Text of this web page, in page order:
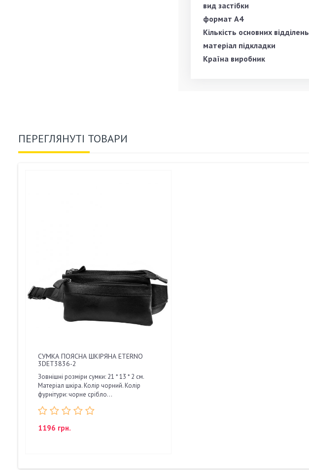
вид застібки
формат А4
Кількість основних відділень
матеріал підкладки
Країна виробник
ПЕРЕГЛЯНУТІ ТОВАРИ
СУМКА ПОЯСНА ШКІРЯНА ETERNO
3DET3836-2
Зовнішні розміри сумки: 21 * 13 * 2 см.
Матеріал шкіра. Колір чорний. Колір
фурнітури: чорне срібло...
1196 грн.